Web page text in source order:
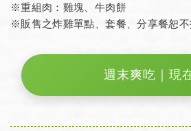
※重組肉：雞塊、牛肉餅
※販售之炸雞單點、套餐、分享餐恕不
週末爽吃｜現